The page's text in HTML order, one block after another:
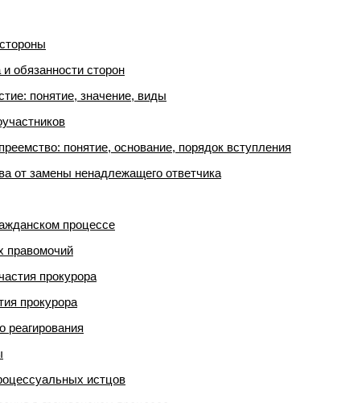
обязанности сторон
понятие, значение, виды
понятие, основание, порядок вступления
от замены ненадлежащего ответчика
процессе
правомочий
прокурора
прокурора
реагирования
истцов